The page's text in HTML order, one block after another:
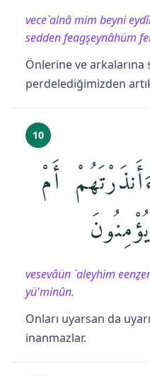
vece`alnâ mim beyni
sedden feagşeynâhüm
Önlerine ve
perdelediğimizden
10
أَمْ
vesevâün `aleyhim
yü'minûn.
Onları uyarsan da
inanmazlar.